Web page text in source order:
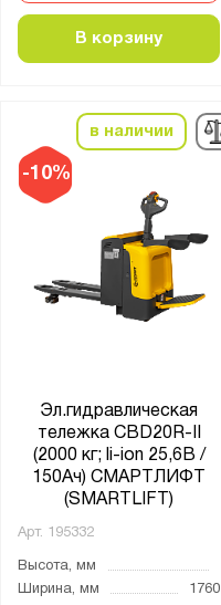
В корзину
-10%
в наличии
Эл.гидравлическая
тележка CBD20R-II
(2000 кг; li-ion 25,6В /
150Ач) СМАРТЛИФТ
(SMARTLIFT)
Арт. 195332
Высота, мм
Ширина, мм
1760